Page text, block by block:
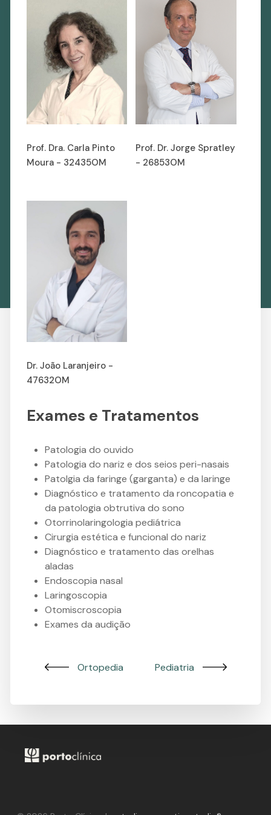
Prof. Dra. Carla Pinto
Moura - 32435OM
Prof. Dr. Jorge Spratley
- 26853OM
Dr. João Laranjeiro -
47632OM
Exames e Tratamentos
Patologia do ouvido
Patologia do nariz e dos seios peri-nasais
Patolgia da faringe (garganta) e da laringe
Diagnóstico e tratamento da roncopatia e
da patologia obtrutiva do sono
Otorrinolaringologia pediátrica
Cirurgia estética e funcional do nariz
Diagnóstico e tratamento das orelhas
aladas
Endoscopia nasal
Laringoscopia
Otomiscroscopia
Exames da audição
Ortopedia Pediatria